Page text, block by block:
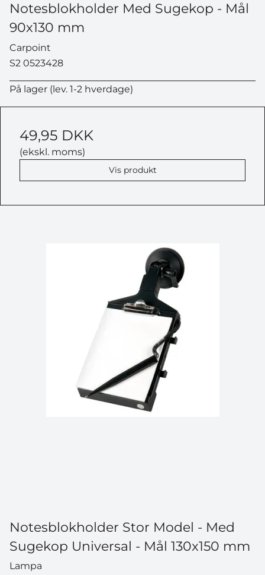
Notesblokholder Med Sugekop - Mål
90x130 mm
Carpoint
S2 0523428
På lager (lev. 1-2 hverdage)
49,95 DKK
(ekskl. moms)
Vis produkt
Notesblokholder Stor Model - Med
Sugekop Universal - Mål 130x150 mm
Lampa